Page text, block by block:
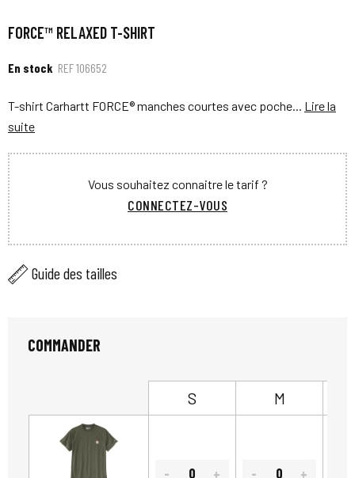
FORCE™ RELAXED T-SHIRT
En stock REF106652
T-shirt Carhartt FORCE® manches courtes avec poche... Lire la
suite
Vous souhaitez connaitre le tarif ?
CONNECTEZ-VOUS
Guide des tailles
COMMANDER
S M